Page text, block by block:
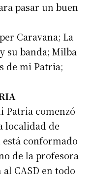
pasar un buen
Caravana; La
su banda; Milba
de mi Patria;
Patria comenzó
localidad de
conformado
de la profesora
CASD en todo